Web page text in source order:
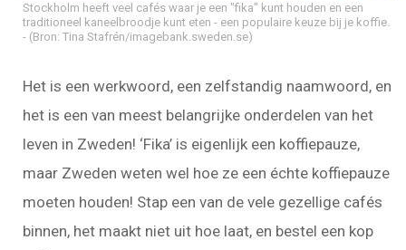
Stockholm heeft veel cafés waar je een "fika" kunt houden en een
traditioneel kaneelbroodje kunt eten - een populaire keuze bij je koffie.
(Bron: Tina Stafrén/imagebank.sweden.se)
Het is een werkwoord, een zelfstandig naamwoord, en
het is een van meest belangrijke onderdelen van het
leven in Zweden! ‘Fika’ is eigenlijk een koffiepauze,
maar Zweden weten wel hoe ze een échte koffiepauze
moeten houden! Stap een van de vele gezellige cafés
binnen, het maakt niet uit hoe laat, en bestel een kop